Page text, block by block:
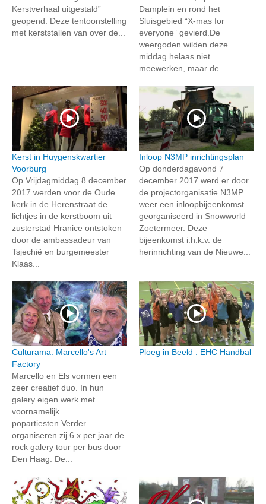
Kerstverhaal uitgestald”
geopend. Deze tentoonstelling
met kerststallen van over de...
Damplein en rond het
Sluisgebied “X-mas for
everyone” gevierd.De
weergoden wilden deze
middag helaas niet
meewerken, maar de...
Kerst in Huygenskwartier
Voorburg
Op Vrijdagmiddag 8 december
2017 werden voor de Oude
kerk in de Herenstraat de
lichtjes in de kerstboom uit
zusterstad Hranice ontstoken
door de ambassadeur van
Tsjechië en burgemeester
Klaas...
Inloop N3MP inrichtingsplan
Op donderdagavond 7
december 2017 werd er door
de projectorganisatie N3MP
weer een inloopbijeenkomst
georganiseerd in Snowworld
Zoetermeer. Deze
bijeenkomst i.h.k.v. de
herinrichting van de Nieuwe...
Culturama: Marcello's Art
Factory
Marcello en Els vormen een
zeer creatief duo. In hun
galery eigen werk met
voornamelijk
popartiesten.Verder
organiseren zij 6 x per jaar de
rock galery tour per bus door
Den Haag. De...
Ploeg in Beeld : EHC Handbal